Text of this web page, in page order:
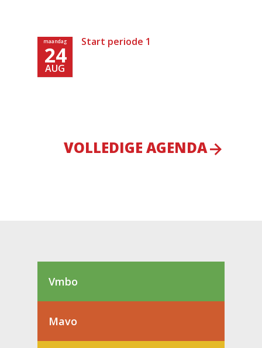
maandag
24
AUG
Start periode 1
VOLLEDIGE AGENDA
Vmbo
Mavo